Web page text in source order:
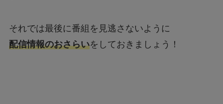
それでは最後に番組を見逃さないように
配信情報のおさらいをしておきましょう！